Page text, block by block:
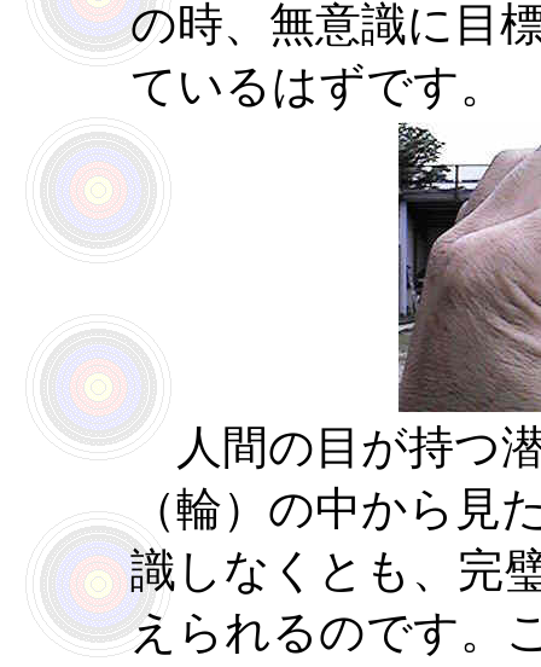
の時、無意識に目
ているはずです。
人間の目が持つ
（輪）の中から見
識しなくとも、完
えられるのです。